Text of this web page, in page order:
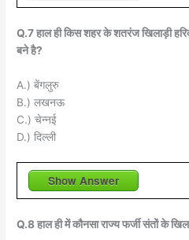
Q.7 हाल ही किस शहर के शतरंज खिलाड़ी
बने है?
A.) बेंगलुरु
B.) लखनऊ
C.) चेन्नई
D.) दिल्ली
Show Answer
Q.8 हाल ही में कौनसा राज्य फर्जी संतों के